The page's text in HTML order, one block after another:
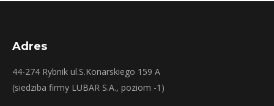
Adres
44-274 Rybnik ul.S.Konarskiego 159 A
(siedziba firmy LUBAR S.A., poziom -1)